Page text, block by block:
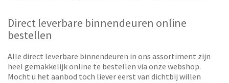
Direct leverbare binnendeuren online
bestellen
Alle direct leverbare binnendeuren in ons assortiment zijn
heel gemakkelijk online te bestellen via onze webshop.
Mocht u het aanbod toch liever eerst van dichtbij willen